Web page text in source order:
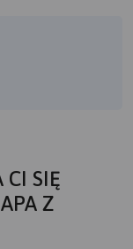
CI SIĘ
Z